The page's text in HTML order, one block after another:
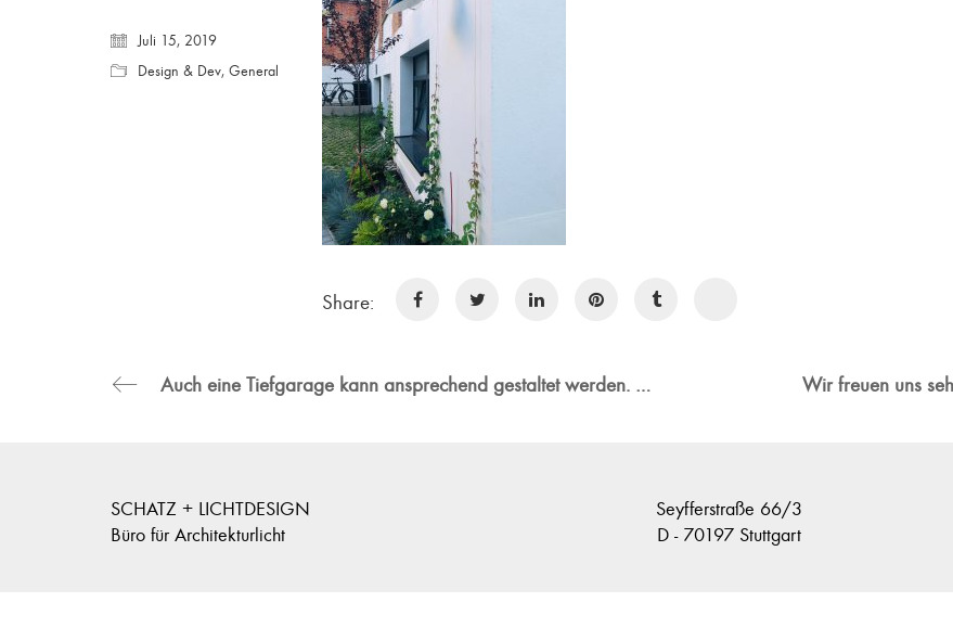
Share:
Juli 15, 2019
Design & Dev, General
Auch eine Tiefgarage kann ansprechend gestaltet werden. Eine helle Grundbeleuchtung sorgt für Sicherheit und Akzente werten den Raum auf. Beispiel aus unserem Projekt MAS.
SCHATZ + LICHTDESIGN
Büro für Architekturlicht
Seyfferstraße 66/3
D - 70197 Stuttgart